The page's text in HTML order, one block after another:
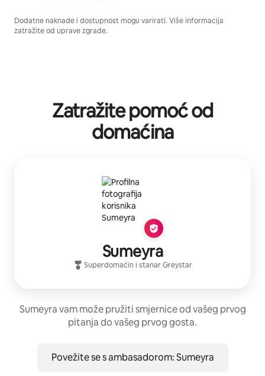
Dodatne naknade i dostupnost mogu varirati. Više informacija
zatražite od uprave zgrade.
Zatražite pomoć od
domaćina
Sumeyra
Superdomaćin i stanarGreystar
Sumeyra vam može pružiti smjernice od vašeg prvog
pitanja do vašeg prvog gosta.
Povežite se s ambasadorom: Sumeyra